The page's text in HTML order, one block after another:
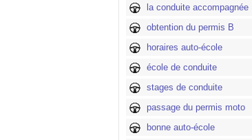
la conduite accompagnée
obtention du permis B
horaires auto-école
école de conduite
stages de conduite
passage du permis moto
bonne auto-école